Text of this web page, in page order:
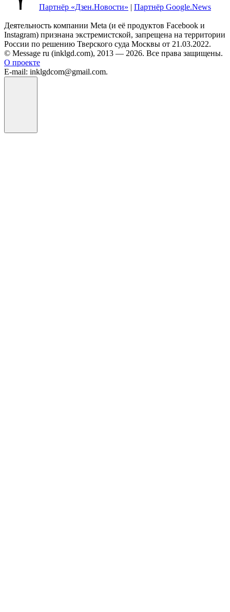
Партнёр «Дзен.Новости» | Партнёр Google.News
Деятельность компании Meta (и её продуктов Facebook и
Instagram) признана экстремистской, запрещена на территории
России по решению Тверского суда Москвы от 21.03.2022.
© Message ru (inklgd.com), 2013 — 2026. Все права защищены.
О проекте
E-mail: inklgdcom@gmail.com.